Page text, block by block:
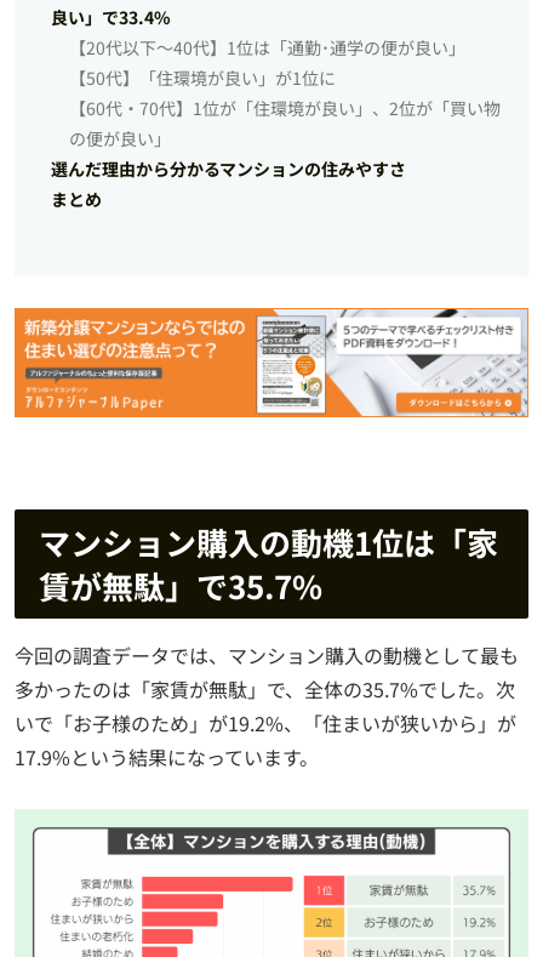
良い」で33.4%
【20代以下～40代】1位は「通勤･通学の便が良い」
【50代】「住環境が良い」が1位に
【60代・70代】1位が「住環境が良い」、2位が「買い物
の便が良い」
選んだ理由から分かるマンションの住みやすさ
まとめ
マンション購入の動機1位は「家
賃が無駄」で35.7%
今回の調査データでは、マンション購入の動機として最も
多かったのは「家賃が無駄」で、全体の35.7%でした。次
いで「お子様のため」が19.2%、「住まいが狭いから」が
17.9%という結果になっています。